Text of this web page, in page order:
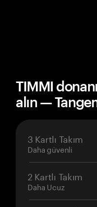
TIMMI
alın —
3 Kartlı Takım
Daha güvenli
2 Kartlı Takım
Daha Ucuz